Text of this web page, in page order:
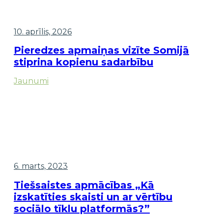
10. aprīlis, 2026
Pieredzes apmaiņas vizīte Somijā
stiprina kopienu sadarbību
Jaunumi
6. marts, 2023
Tiešsaistes apmācības „Kā
izskatīties skaisti un ar vērtību
sociālo tīklu platformās?”